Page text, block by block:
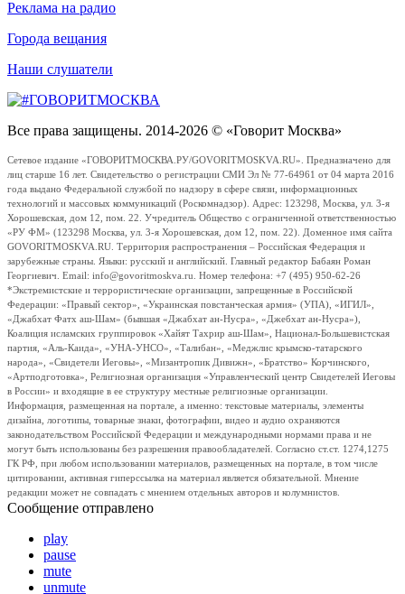
Реклама на радио
Города вещания
Наши слушатели
Все права защищены. 2014-2026 © «Говорит Москва»
Сетевое издание «ГОВОРИТМОСКВА.РУ/GOVORITMOSKVA.RU». Предназначено для
лиц старше 16 лет. Свидетельство о регистрации СМИ Эл № 77-64961 от 04 марта 2016
года выдано Федеральной службой по надзору в сфере связи, информационных
технологий и массовых коммуникаций (Роскомнадзор). Адрес: 123298, Москва, ул. 3-я
Хорошевская, дом 12, пом. 22. Учредитель Общество с ограниченной ответственностью
«РУ ФМ» (123298 Москва, ул. 3-я Хорошевская, дом 12, пом. 22). Доменное имя сайта
GOVORITMOSKVA.RU. Территория распространения – Российская Федерация и
зарубежные страны. Языки: русский и английский. Главный редактор Бабаян Роман
Георгиевич. Email: info@govoritmoskva.ru. Номер телефона: +7 (495) 950-62-26
*Экстремистские и террористические организации, запрещенные в Российской
Федерации: «Правый сектор», «Украинская повстанческая армия» (УПА), «ИГИЛ»,
«Джабхат Фатх аш-Шам» (бывшая «Джабхат ан-Нусра», «Джебхат ан-Нусра»),
Коалиция исламских группировок «Хайят Тахрир аш-Шам», Национал-Большевистская
партия, «Аль-Каида», «УНА-УНСО», «Талибан», «Меджлис крымско-татарского
народа», «Свидетели Иеговы», «Мизантропик Дивижн», «Братство» Корчинского,
«Артподготовка», Религиозная организация «Управленческий центр Свидетелей Иеговы
в России» и входящие в ее структуру местные религиозные организации.
Информация, размещенная на портале, а именно: текстовые материалы, элементы
дизайна, логотипы, товарные знаки, фотографии, видео и аудио охраняются
законодательством Российской Федерации и международными нормами права и не
могут быть использованы без разрешения правообладателей. Согласно ст.ст. 1274,1275
ГК РФ, при любом использовании материалов, размещенных на портале, в том числе
цитировании, активная гиперссылка на материал является обязательной. Мнение
редакции может не совпадать с мнением отдельных авторов и колумнистов.
Сообщение отправлено
play
pause
mute
unmute